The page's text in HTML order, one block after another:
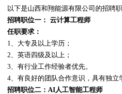
以下是山西和翔能源有限公司的招聘
招聘职位一： 云计算工程师
任职要求：
1、大专及以上学历；
2、英语四级及以上；
3、有行业工作经验者优先。
4、有良好的团队合作意识，具有独立
招聘职位二：AI人工智能工程师